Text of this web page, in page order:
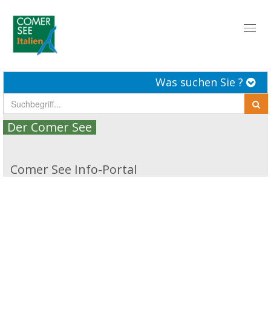
Was suchen Sie ?
Der Comer See
Comer See Info-Portal